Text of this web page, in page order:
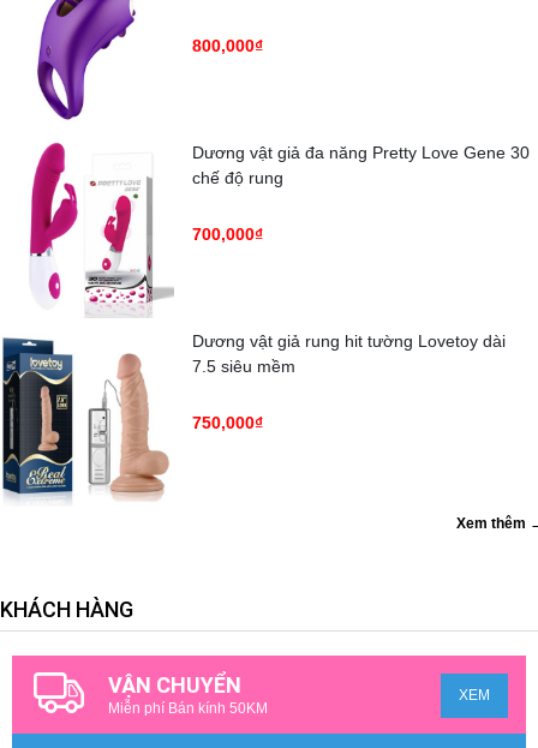
800,000₫
Dương vật giả đa năng Pretty Love Gene 30
chế độ rung
700,000₫
Dương vật giả rung hit tường Lovetoy dài
7.5 siêu mềm
750,000₫
Xem thêm
KHÁCH HÀNG
VẬN CHUYỂN
Miễn phí Bán kính 50KM
XEM